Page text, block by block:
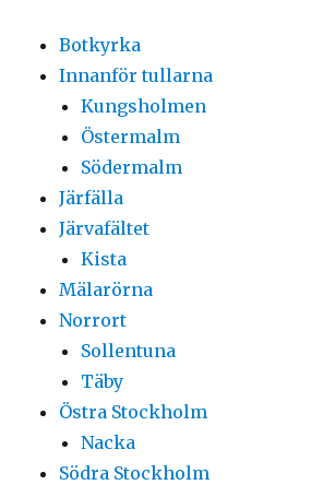
Botkyrka
Innanför tullarna
Kungsholmen
Östermalm
Södermalm
Järfälla
Järvafältet
Kista
Mälarörna
Norrort
Sollentuna
Täby
Östra Stockholm
Nacka
Södra Stockholm